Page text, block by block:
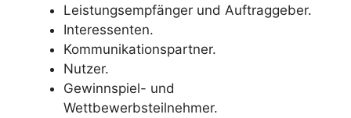
Leistungsempfänger und Auftraggeber.
Interessenten.
Kommunikationspartner.
Nutzer.
Gewinnspiel- und
Wettbewerbsteilnehmer.